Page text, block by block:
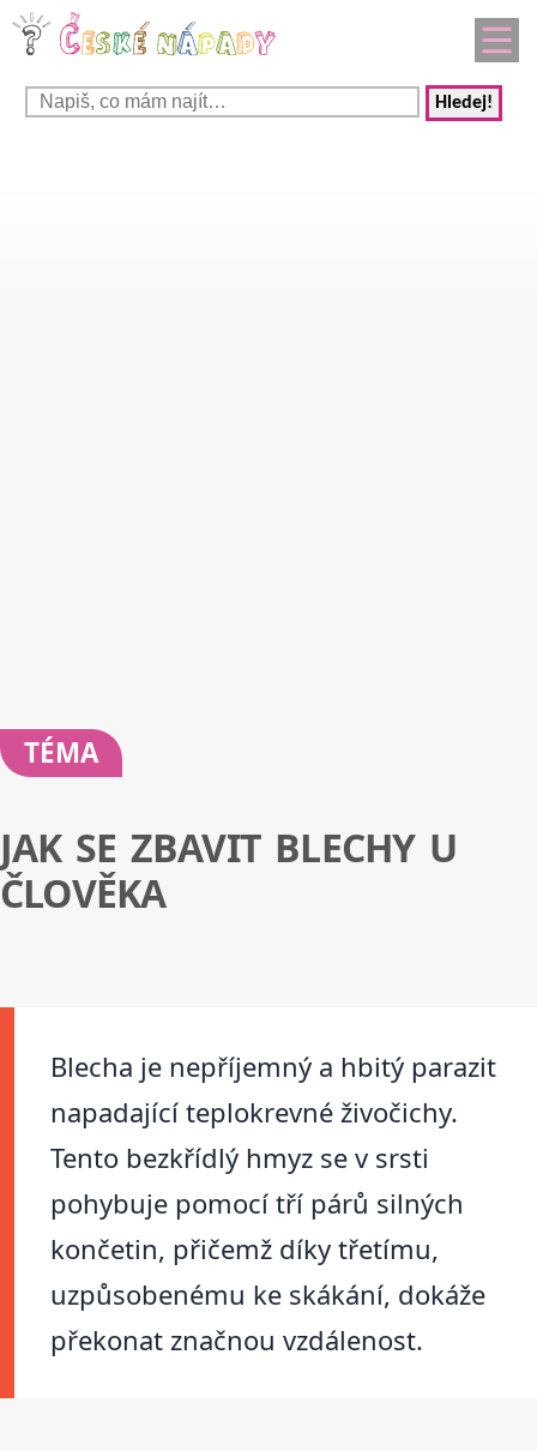
Hledej!
TÉMA
JAK SE ZBAVIT BLECHY U
ČLOVĚKA
Blecha je nepříjemný a hbitý parazit
napadající teplokrevné živočichy.
Tento bezkřídlý hmyz se v srsti
pohybuje pomocí tří párů silných
končetin, přičemž díky třetímu,
uzpůsobenému ke skákání, dokáže
překonat značnou vzdálenost.